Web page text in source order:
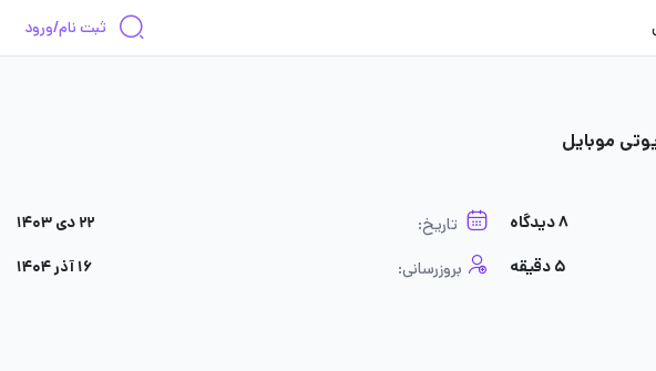
ثبت نام/ورود
۸ دیدگاه تاریخ: ۲۲ دی ۱۴۰۳
۵ دقیقه بروزرسانی: ۱۶ آذر ۱۴۰۴